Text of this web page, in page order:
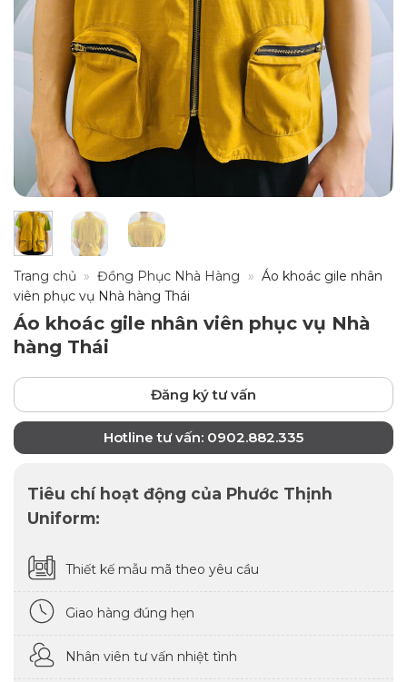
Trang chủ » Đồng Phục Nhà Hàng » Áo khoác gile nhân
viên phục vụ Nhà hàng Thái
Áo khoác gile nhân viên phục vụ Nhà
hàng Thái
Đăng ký tư vấn
Hotline tư vấn: 0902.882.335
Tiêu chí hoạt động của Phước Thịnh
Uniform:
Thiết kế mẫu mã theo yêu cầu
Giao hàng đúng hẹn
Nhân viên tư vấn nhiệt tình